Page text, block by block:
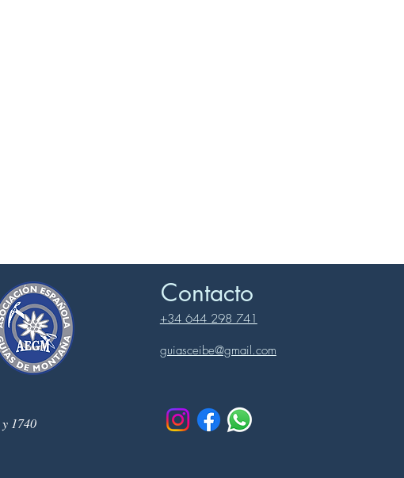
Contacto
+34 644 298 741
guiasceibe@gmail.com
1740